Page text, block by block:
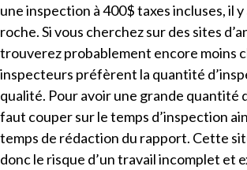
une inspection à 400$ taxes incluses, il y
roche. Si vous cherchez sur des sites
trouverez probablement encore moins
inspecteurs préfèrent la quantité
qualité. Pour avoir une grande quantité
faut couper sur le temps d’inspection
temps de rédaction du rapport. Cette
donc le risque d’un travail incomplet et